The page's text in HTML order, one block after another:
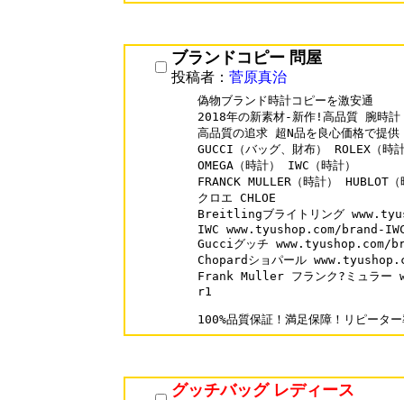
ブランドコピー 問屋
投稿者： 菅原真治
偽物ブランド時計コピーを激安通
2018年の新素材-新作!高品質 腕時計
高品質の追求 超N品を良心価格で提供
GUCCI（バッグ、財布） ROLEX（時
OMEGA（時計） IWC（時計）
FRANCK MULLER（時計） HUBLOT（
クロエ CHLOE
Breitlingブライトリング
IWC www.tyushop.com/brand-
Gucciグッチ www.tyushop.com/
Chopardショパール
Frank Muller フランク?ミュラ
r1
グッチバッグ レディース